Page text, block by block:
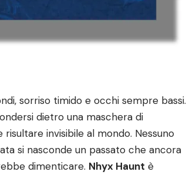
sorriso timido e occhi sempre bassi.
dietro una maschera di
invisibile al mondo. Nessuno
si nasconde un passato che ancora
dimenticare. Nhyx Haunt è